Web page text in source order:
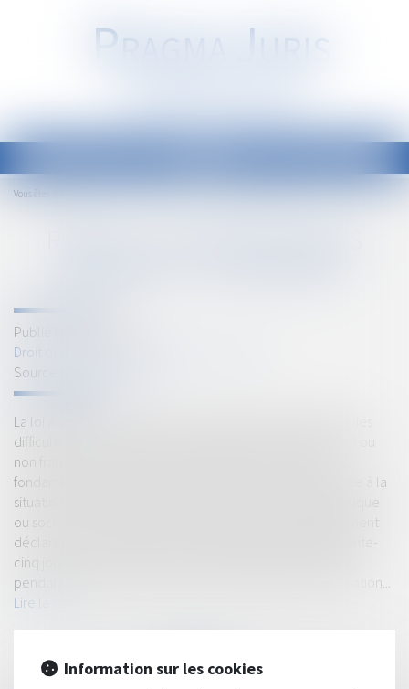
PRAGMA JURIS
Vous êtes ici :
Publié le :
Droit des sociétés
Source :
La loi a défini des procédures contrastées de traitement des
difficultés selon que l'état de cessation des paiements est ou
non franchi. C'est pourquoi la définition de cet état est
fondamentale pour apporter la solution la plus appropriée à la
situation de l'entreprise. Toute entreprise, personne physique
ou société, en cessation des paiements, doit impérativement
déclarer cette situation auprès du tribunal dans les quarante-
cinq jours de sa survenance, sauf si l'entreprise demande,
pendant ce délai, l'ouverture d'une procédure de conciliation...
Lire la suite
Information sur les cookies